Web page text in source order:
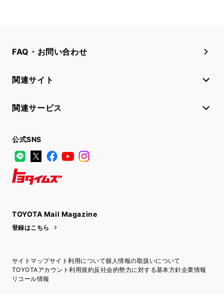
FAQ・お問い合わせ
関連サイト
関連サービス
公式SNS
LINE
X FacebookYouTube
TOYOTA Mail Magazine
登録はこちら
サイトマップサイト利用について個人情報の取扱いについて
TOYOTAアカウント利用規約反社会的勢力に対する基本方針企業情報
リコール情報